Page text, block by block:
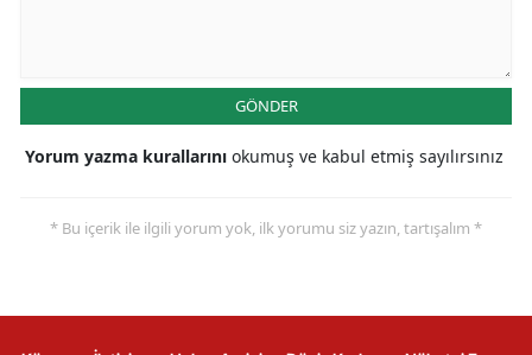
GÖNDER
Yorum yazma kurallarını okumuş ve kabul etmiş sayılırsınız
* Bu içerik ile ilgili yorum yok, ilk yorumu siz yazın, tartışalım *